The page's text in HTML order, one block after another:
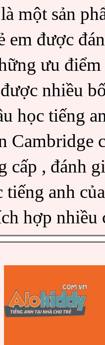
một sản
em được
ưu
nhiều
học tiếng
Cambridge
cấp , đánh
tiếng anh
hợp nhiều